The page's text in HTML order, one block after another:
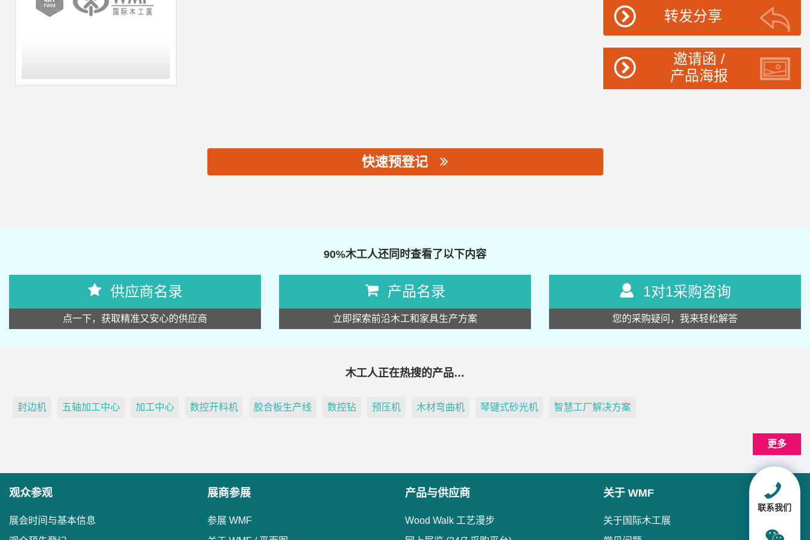
转发分享
邀请函 /
产品海报
快速预登记
90%木工人还同时查看了以下内容
供应商名录
点一下，获取精准又安心的供应商
产品名录
立即探索前沿木工和家具生产方案
1对1采购咨询
您的采购疑问，我来轻松解答
木工人正在热搜的产品…
封边机 五轴加工中心 加工中心 数控开料机 胶合板生产线 数控钻 预压机 木材弯曲机 琴键式砂光机 智慧工厂解决方案
更多
观众参观
展会时间与基本信息
展商参展
参展 WMF
产品与供应商
Wood Walk 工艺漫步
关于 WMF
关于国际木工展
联系我们